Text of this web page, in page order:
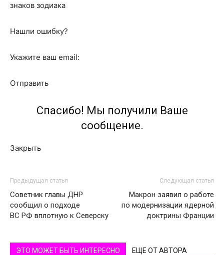
знаков зодиака
Нашли ошибку?
Укажите ваш email:
Отправить
Спасибо! Мы получили Ваше
сообщение.
Закрыть
Предыдущая статья
Советник главы ДНР
сообщил о подходе
ВС РФ вплотную к Северску
Следующая статья
Макрон заявил о работе
по модернизации ядерной
доктрины Франции
ЭТО МОЖЕТ БЫТЬ ИНТЕРЕСНО ЕЩЕ ОТ АВТОРА